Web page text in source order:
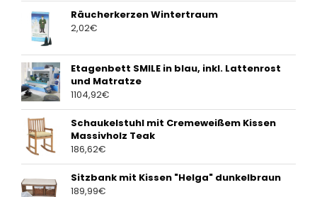
Räucherkerzen Wintertraum
2,02€
Etagenbett SMILE in blau, inkl. Lattenrost
und Matratze
1104,92€
Schaukelstuhl mit Cremeweißem Kissen
Massivholz Teak
186,62€
Sitzbank mit Kissen "Helga" dunkelbraun
189,99€